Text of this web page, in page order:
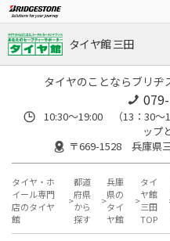
タイヤ館 三田
タイヤのことならブリ
10:30～19:00 （13：30～
ップ
〒669-1528 兵庫県
タイヤ・ホ
イール専門
店のタイヤ
館
都道
府県
から
探す
兵庫
県の
タイ
ヤ館
タイ
ヤ館
三田
TOP